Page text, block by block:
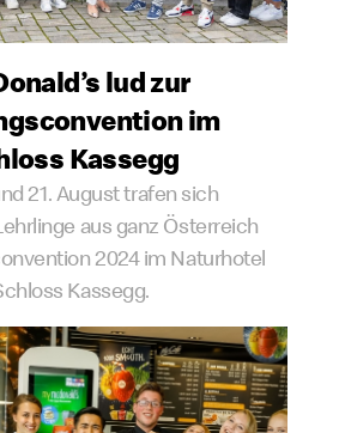
lud zur
im
Kassegg
21. August trafen sich
aus ganz Österreich
2024 im Naturhotel
Kassegg.